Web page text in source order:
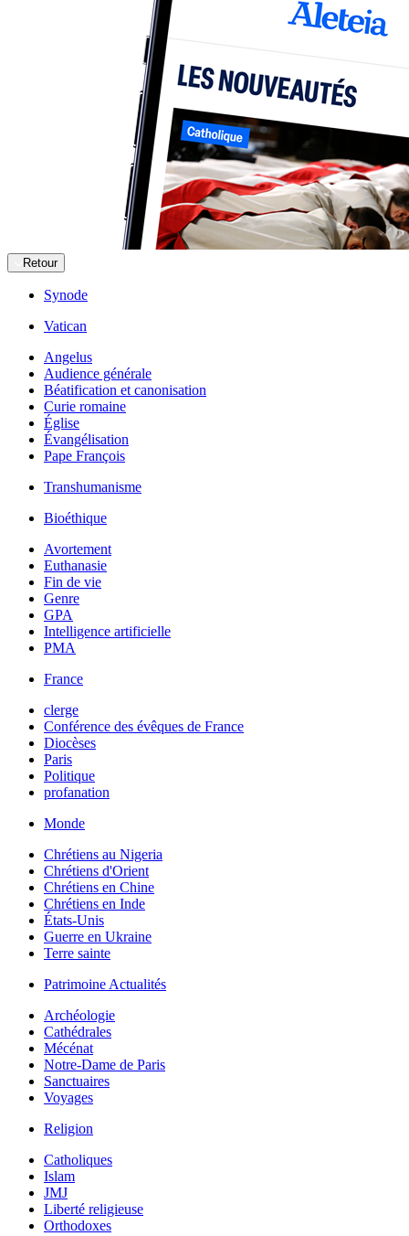
Retour
Synode
Vatican
Angelus
Audience générale
Béatification et canonisation
Curie romaine
Église
Évangélisation
Pape François
Transhumanisme
Bioéthique
Avortement
Euthanasie
Fin de vie
Genre
GPA
Intelligence artificielle
PMA
France
clerge
Conférence des évêques de France
Diocèses
Paris
Politique
profanation
Monde
Chrétiens au Nigeria
Chrétiens d'Orient
Chrétiens en Chine
Chrétiens en Inde
États-Unis
Guerre en Ukraine
Terre sainte
Patrimoine Actualités
Archéologie
Cathédrales
Mécénat
Notre-Dame de Paris
Sanctuaires
Voyages
Religion
Catholiques
Islam
JMJ
Liberté religieuse
Orthodoxes